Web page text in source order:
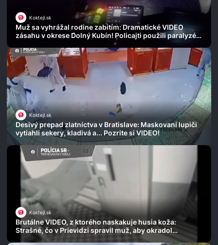
Koktejl.sk
Muž sa vyhrážal rodine zabitím: Dramatické VIDEO
zásahu v okrese Dolný Kubín! Policajti použili paralyzér
Koktejl.sk
Desivý prepad zlatníctva v Bratislave: Maskovaní lupiči
vytiahli sekery, kladivá a... Pozrite si VIDEO!
Koktejl.sk
Brutálne VIDEO, z ktorého naskakuje husia koža:
Strašné, čo v Prievidzi spravil muž, aby okradol
seniorku!